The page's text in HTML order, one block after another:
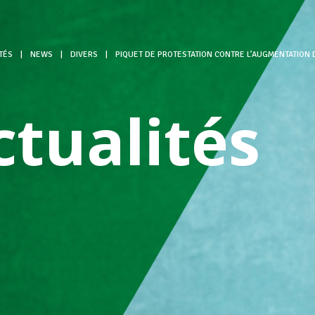
NEWS DIVERS PIQUET DE PROTESTATION CONTRE